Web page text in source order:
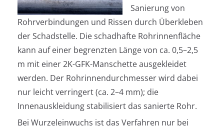
Sanierung von
Rohrverbindungen und Rissen durch Überkleben
der Schadstelle. Die schadhafte Rohrinnenfläche
kann auf einer begrenzten Länge von ca. 0,5–2,5
m mit einer 2K-GFK-Manschette ausgekleidet
werden. Der Rohrinnendurchmesser wird dabei
nur leicht verringert (ca. 2–4 mm); die
Innenauskleidung stabilisiert das sanierte Rohr.
Bei Wurzeleinwuchs ist das Verfahren nur bei